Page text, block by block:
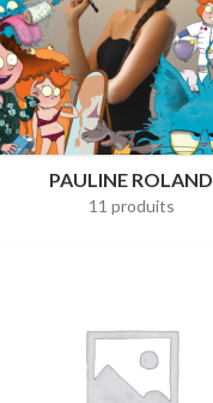
PAULINE ROLAND
11 produits